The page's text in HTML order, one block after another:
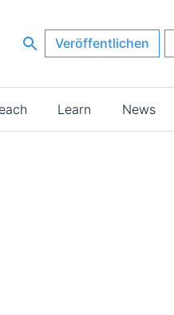
Veröffentlichen
Learn News